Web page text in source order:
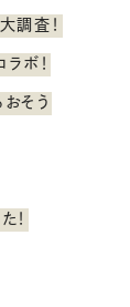
調査！
ボ！
そう
！